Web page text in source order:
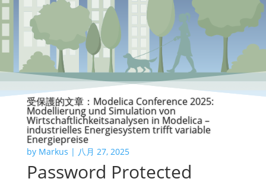
受保護的文章：Modelica Conference 2025:
Modellierung und Simulation von
Wirtschaftlichkeitsanalysen in Modelica –
industrielles Energiesystem trifft variable
Energiepreise
by Markus | 八月 27, 2025
Password Protected